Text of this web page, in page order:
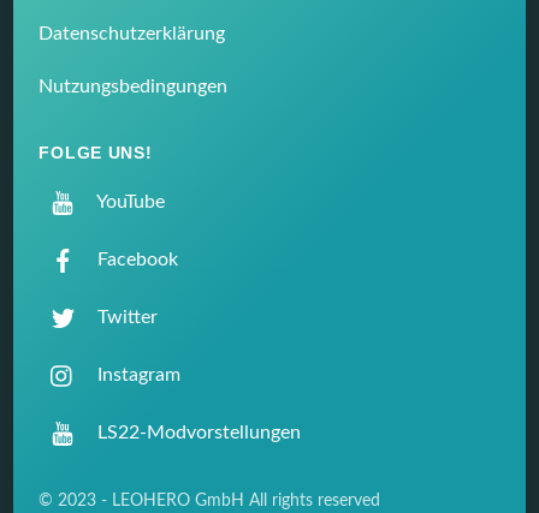
Datenschutzerklärung
Nutzungsbedingungen
FOLGE UNS!
YouTube
Facebook
Twitter
Instagram
LS22-Modvorstellungen
© 2023 - LEOHERO GmbH All rights reserved